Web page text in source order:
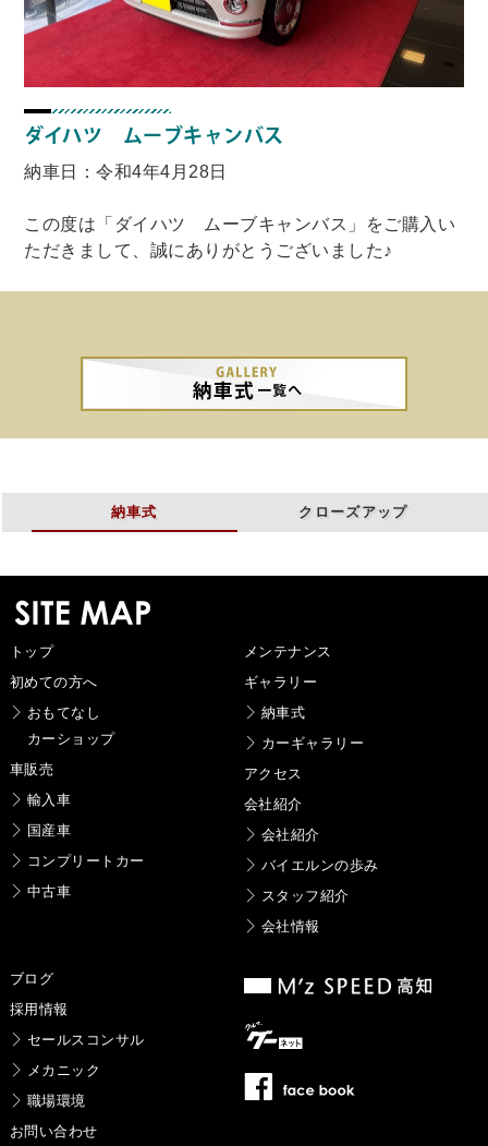
ダイハツ ムーブキャンバス
納車日：令和4年4月28日
この度は「ダイハツ ムーブキャンバス」をご購入い
ただきまして、誠にありがとうございました♪
納車式 クローズアップ
トップ
初めての方へ
おもてなし
カーショップ
車販売
輸入車
国産車
コンプリートカー
中古車
メンテナンス
ギャラリー
納車式
カーギャラリー
アクセス
会社紹介
会社紹介
バイエルンの歩み
スタッフ紹介
会社情報
ブログ
採用情報
セールスコンサル
メカニック
職場環境
お問い合わせ